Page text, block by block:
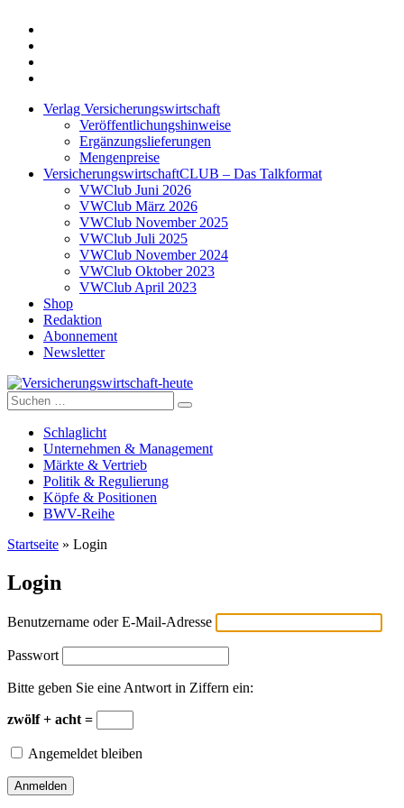
Verlag Versicherungswirtschaft
Veröffentlichungshinweise
Ergänzungslieferungen
Mengenpreise
VersicherungswirtschaftCLUB – Das Talkformat
VWClub Juni 2026
VWClub März 2026
VWClub November 2025
VWClub Juli 2025
VWClub November 2024
VWClub Oktober 2023
VWClub April 2023
Shop
Redaktion
Abonnement
Newsletter
Versicherungswirtschaft-heute
Suche
nach:
Schlaglicht
Unternehmen & Management
Märkte & Vertrieb
Politik & Regulierung
Köpfe & Positionen
BWV-Reihe
Startseite » Login
Login
Benutzername oder E-Mail-Adresse
Passwort
Bitte geben Sie eine Antwort in Ziffern ein:
zwölf + acht =
Angemeldet bleiben